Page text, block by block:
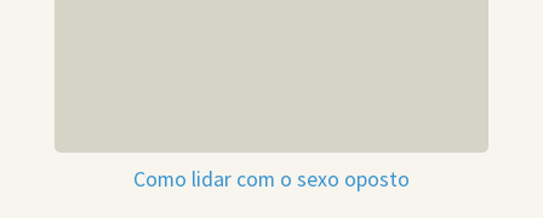
Como lidar com o sexo oposto